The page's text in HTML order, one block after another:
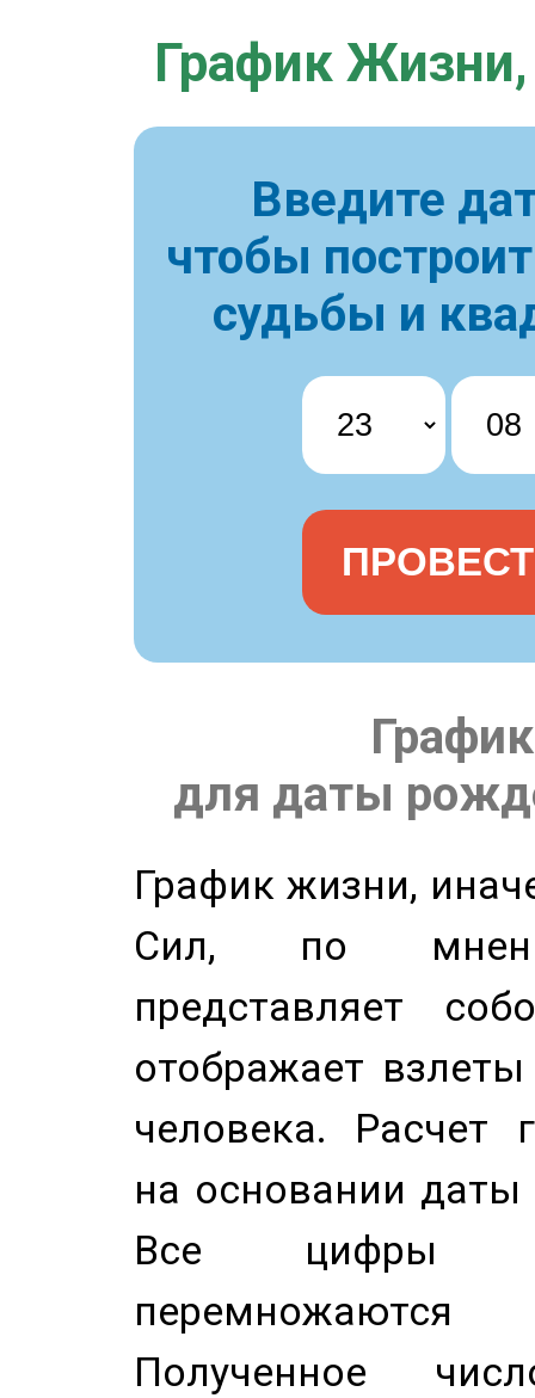
График Жизни,
Введите
чтобы
судьбы и
для даты
График жизни,
Сил, по
представляет
отображает
человека. Расчет
на основании
Все цифры
Полученное